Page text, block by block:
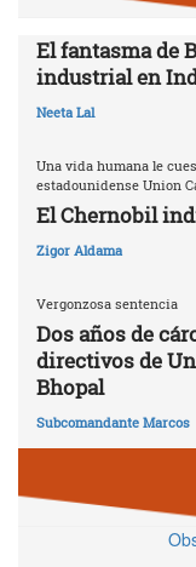
El fantasma de
industrial en
Neeta Lal
Una vida humana le
estadounidense Union
El Chernobil
Zigor Aldama
Vergonzosa sentencia
Dos años de
directivos de
Bhopal
Subcomandante Marcos